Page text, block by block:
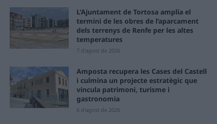
L’Ajuntament de Tortosa amplia el
termini de les obres de l’aparcament
dels terrenys de Renfe per les altes
temperatures
7 d'agost de 2026
Amposta recupera les Cases del Castell
i culmina un projecte estratègic que
vincula patrimoni, turisme i
gastronomia
6 d'agost de 2026